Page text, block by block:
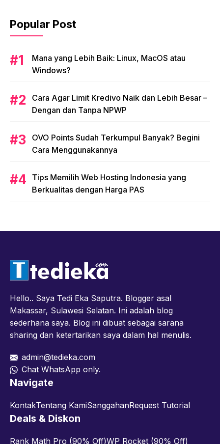
Popular Post
Mana yang Lebih Baik: Linux, MacOS atau
Windows?
Cara Agar Limit Kredivo Naik dan Lebih Besar –
Dengan dan Tanpa NPWP
OVO Points Sudah Terkumpul Banyak? Begini
Cara Menggunakannya
Tips Memilih Web Hosting Indonesia yang
Berkualitas dengan Harga PAS
Hello.. Saya Tedi Eka Saputra. Blogger asal
Makassar, Sulawesi Selatan. Ini adalah blog
sederhana saya. Blog ini dibuat sebagai sarana
sharing dan ketertarikan saya dalam hal menulis.
admin@tedieka.com
Chat WhatsApp only.
Navigate
KontakTentang KamiSanggahanRequest Tutorial
Deals & Diskon
Rank Math Pro (90% Off)WP Rocket (90% Off)